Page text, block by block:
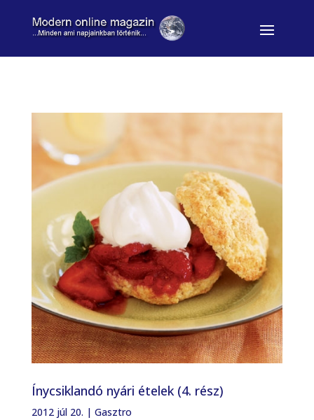
Ínycsiklandó nyári ételek (4. rész)
2012 júl 20. | Gasztro